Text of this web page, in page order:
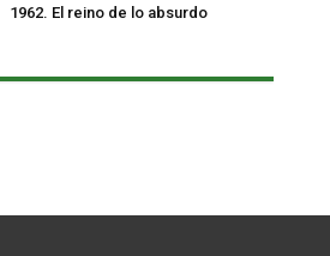
1962. El reino de lo absurdo